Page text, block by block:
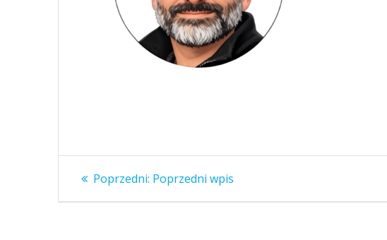
Nawigacja
wpisu
Poprzedni: Poprzedni
Poprzedni wpis